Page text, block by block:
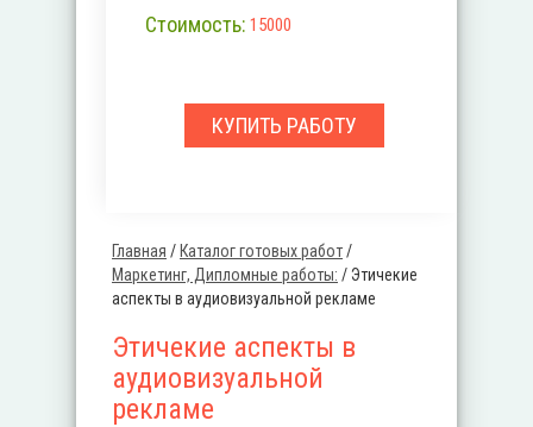
Вы здесь
Главная / Каталог готовых работ/
Маркетинг, Дипломные работы: /Этичекие
аспекты в аудиовизуальной рекламе
Этичекие аспекты в
аудиовизуальной
рекламе
Стоимость: 15000
КУПИТЬ РАБОТУ